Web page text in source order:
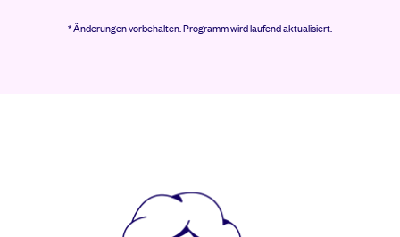
* Änderungen vorbehalten.Programm wird laufend aktualisiert.